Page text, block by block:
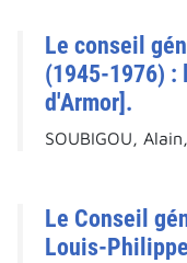
Le conseil
(1945-1976) :
d'Armor].
SOUBIGOU,
Le Conseil
Louis-